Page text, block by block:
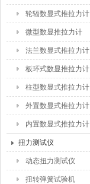
轮辐数显式推拉力计
微型数显推拉力计
法兰数显式推拉力计
板环式数显推拉力计
柱型数显式推拉力计
外置数显式推拉力计
内置数显式推拉力计
扭力测试仪
动态扭力测试仪
扭转弹簧试验机